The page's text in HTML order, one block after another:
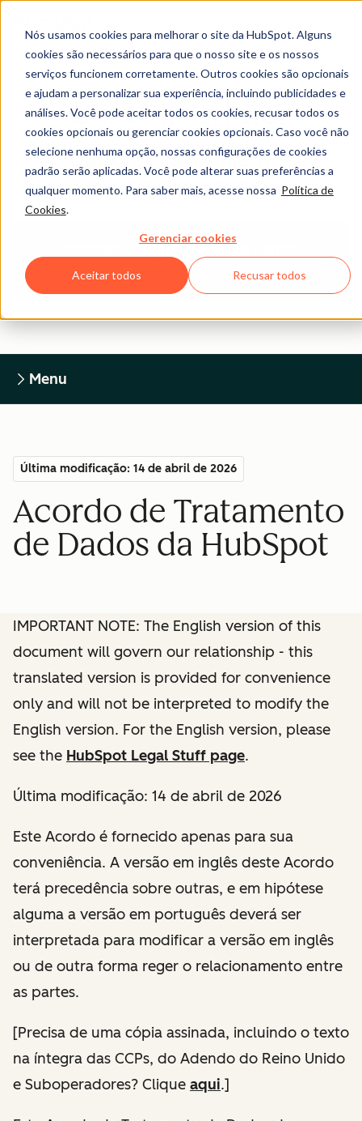
Nós usamos cookies para melhorar o site da HubSpot. Alguns
cookies são necessários para que o nosso site e os nossos
serviços funcionem corretamente. Outros cookies são opcionais
e ajudam a personalizar sua experiência, incluindo publicidades e
análises. Você pode aceitar todos os cookies, recusar todos os
cookies opcionais ou gerenciar cookies opcionais. Caso você não
selecione nenhuma opção, nossas configurações de cookies
padrão serão aplicadas. Você pode alterar suas preferências a
qualquer momento. Para saber mais, acesse nossa Política de
Cookies.
Gerenciar cookies
Aceitar todos Recusar todos
Central Jurídica
ACORDO DE TRATAMENTO DE
DADOS DA HUBSPOT
Retornar à Página Inicial da Central
Jurídica
Menu
Última modificação: 14 de abril de 2026
Acordo de Tratamento
de Dados da HubSpot
IMPORTANT NOTE: The English version of this
document will govern our relationship - this
translated version is provided for convenience
only and will not be interpreted to modify the
English version. For the English version, please
see the HubSpot Legal Stuff page.
Última modificação: 14 de abril de 2026
Este Acordo é fornecido apenas para sua
conveniência. A versão em inglês deste Acordo
terá precedência sobre outras, e em hipótese
alguma a versão em português deverá ser
interpretada para modificar a versão em inglês
ou de outra forma reger o relacionamento entre
as partes.
[Precisa de uma cópia assinada, incluindo o texto
na íntegra das CCPs, do Adendo do Reino Unido
e Suboperadores? Clique aqui.]